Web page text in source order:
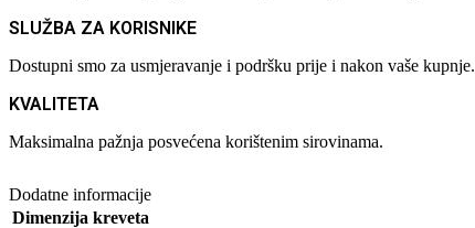
SLUŽBA ZA KORISNIKE
Dostupni smo za usmjeravanje i podršku prije i nakon vaše kupnje.
KVALITETA
Maksimalna pažnja posvećena korištenim sirovinama.
Dodatne informacije
Dimenzija kreveta